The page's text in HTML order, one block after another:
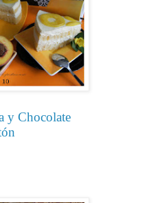
y Chocolate